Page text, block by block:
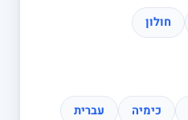
חולון
כימיה
עברית